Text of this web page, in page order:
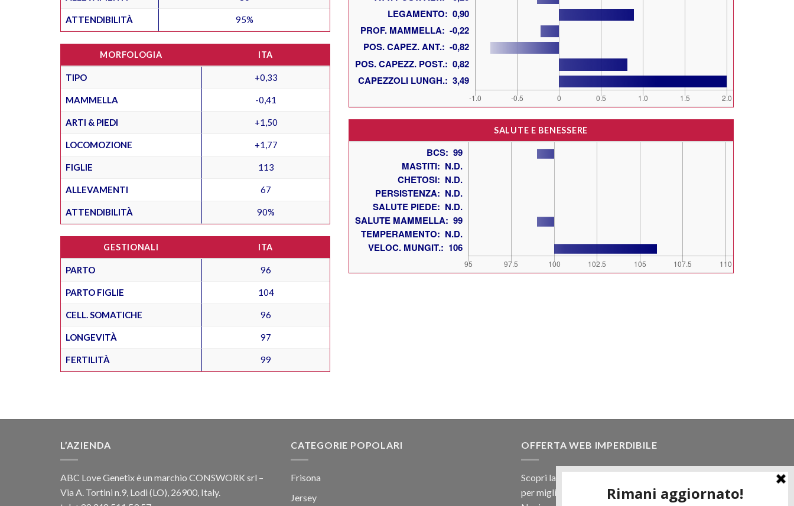
ATTENDIBILITÀ 95%
MORFOLOGIA ITA
TIPO +0,33
MAMMELLA -0,41
ARTI & PIEDI +1,50
LOCOMOZIONE +1,77
FIGLIE 113
ALLEVAMENTI 67
ATTENDIBILITÀ 90%
GESTIONALI ITA
PARTO 96
PARTO FIGLIE 104
CELL. SOMATICHE 96
LONGEVITÀ 97
FERTILITÀ 99
SALUTE E BENESSERE
L’AZIENDA
ABC Love Genetix è un marchio CONSWORK srl –
Via A. Tortini n.9, Lodi (LO), 26900, Italy.
CATEGORIE POPOLARI
Frisona
Jersey
OFFERTA WEB IMPERDIBILE
Scopri la nostra offerta web! Un prezzo mai visto,
per migliaia di prodotti.